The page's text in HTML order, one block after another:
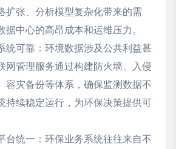
扩张、分析模型复杂化带来的需
据中心的高昂成本和运维压力。
统可靠：环境数据涉及公共利益甚
网管理服务通过构建防火墙、入侵
容灾备份等体系，确保监测数据不
持续稳定运行，为环保决策提供可
台统一：环保业务系统往往来自不